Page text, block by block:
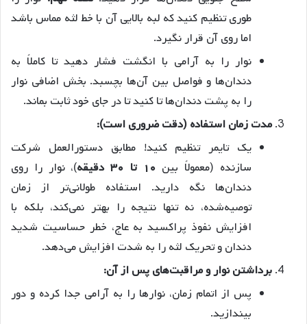
طوری تنظیم کنید که لبه بالایی آن با خط لثه مماس باشد
اما روی آن قرار نگیرد.
نوار را به آرامی با انگشت فشار دهید تا کاملاً به
دندان‌ها و فواصل بین آن‌ها بچسبد. بخش اضافی نوار
را به پشت دندان‌ها تا کنید تا در جای خود ثابت بماند.
مدت زمان استفاده (دقت ضروری است):
یک تایمر تنظیم کنید! مطابق دستورالعمل شرکت
سازنده (معمولاً بین ۱۰ تا ۳۰ دقیقه
)، نوار را روی
دندان‌ها نگه دارید. استفاده طولانی‌تر از زمان
توصیه‌شده، نه تنها نتیجه را بهتر نمی‌کند، بلکه با
افزایش نفوذ پراکسید به عاج، خطر حساسیت شدید
دندان و تحریک لثه را به شدت افزایش می‌دهد.
برداشتن نوار و مراقبت‌های پس از آن:
پس از اتمام زمان، نوارها را به آرامی جدا کرده و دور
بیندازید.